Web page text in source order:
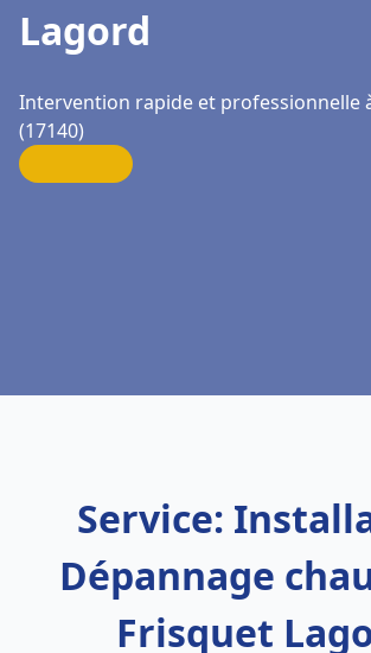
Lagord
Intervention rapide et professionnelle
(17140)
Service:
Dépannage
Frisquet